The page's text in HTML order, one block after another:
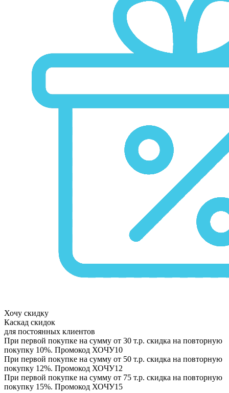
Хочу скидку
Каскад скидок
для постоянных клиентов
При первой покупке на сумму от 30 т.р. скидка на повторную
покупку 10%. Промокод ХОЧУ10
При первой покупке на сумму от 50 т.р. скидка на повторную
покупку 12%. Промокод ХОЧУ12
При первой покупке на сумму от 75 т.р. скидка на повторную
покупку 15%. Промокод ХОЧУ15